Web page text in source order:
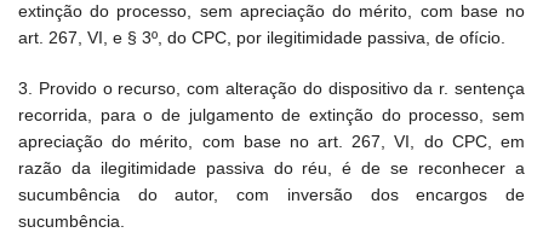
extinção do processo, sem apreciação do mérito, com base no
art. 267, VI, e § 3º, do CPC, por ilegitimidade passiva, de ofício.
3. Provido o recurso, com alteração do dispositivo da r. sentença
recorrida, para o de julgamento de extinção do processo, sem
apreciação do mérito, com base no art. 267, VI, do CPC, em
razão da ilegitimidade passiva do réu, é de se reconhecer a
sucumbência do autor, com inversão dos encargos de
sucumbência.